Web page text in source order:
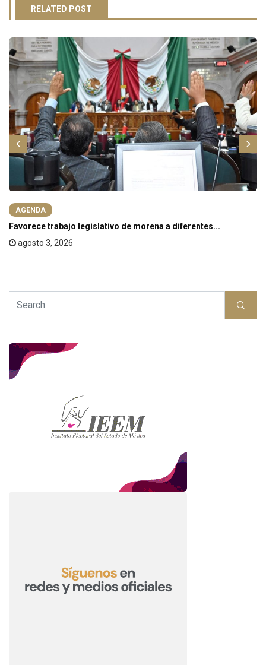
RELATED POST
AGENDA
Favorece trabajo legislativo de morena a diferentes...
agosto 3, 2026